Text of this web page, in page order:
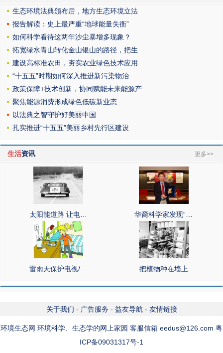
生态环境法典颁布后，地方生态环境立法
报告解读：史上最严重“地球能量失衡”
如何科学看待这两年沙尘暴增多现象？
拓宽绿水青山转化金山银山的路径，把生
建设高标准农田，夯实农业绿色技术应用
“十五五”时期如何深入推进新污染物治
政策保障+技术创新，协同赋能未来能源产
聚焦能源消费形成绿色低碳新业态
以法典之智守护好美丽中国
扎实推进“十五五”美丽乡村先行区建设
生活资讯 更多>>
太阳能道路 让电… 华裔科学家发现“…
雷雨天保护电视/… 把植物种在墙上
关于我们 - 广告服务 - 益友导航 - 友情链接
环境生态网 环境科学、生态学的网上家园 客服信箱 eedus@126.com 粤
ICP备09031317号-1